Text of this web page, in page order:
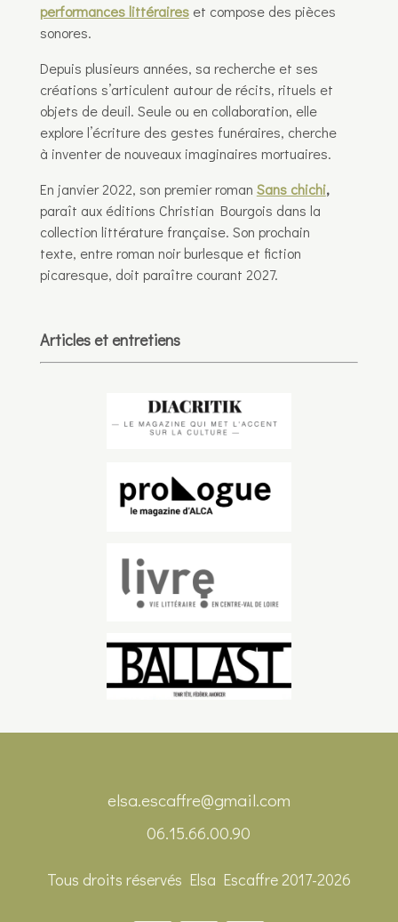
performances littéraires et compose des pièces
sonores.
Depuis plusieurs années, sa recherche et ses
créations s’articulent autour de récits, rituels et
objets de deuil. Seule ou en collaboration, elle
explore l’écriture des gestes funéraires, cherche
à inventer de nouveaux imaginaires mortuaires.
En janvier 2022, son premier roman Sans chichi,
paraît aux éditions Christian Bourgois dans la
collection littérature française. Son prochain
texte, entre roman noir burlesque et fiction
picaresque, doit paraître courant 2027.
Articles et entretiens
elsa.escaffre@gmail.com
06.15.66.00.90
Tous droits réservés Elsa Escaffre 2017-2026